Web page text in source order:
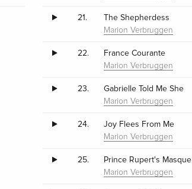
21. The Shepherdess
Marion Verbruggen
22. France Courante
Marion Verbruggen
23. Gabrielle Told Me She
Marion Verbruggen
24. Joy Flees From Me
Marion Verbruggen
25. Prince Rupert's Masque
Marion Verbruggen